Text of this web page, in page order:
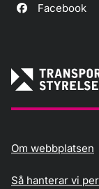
Facebook
Om webbplatsen
Så hanterar vi